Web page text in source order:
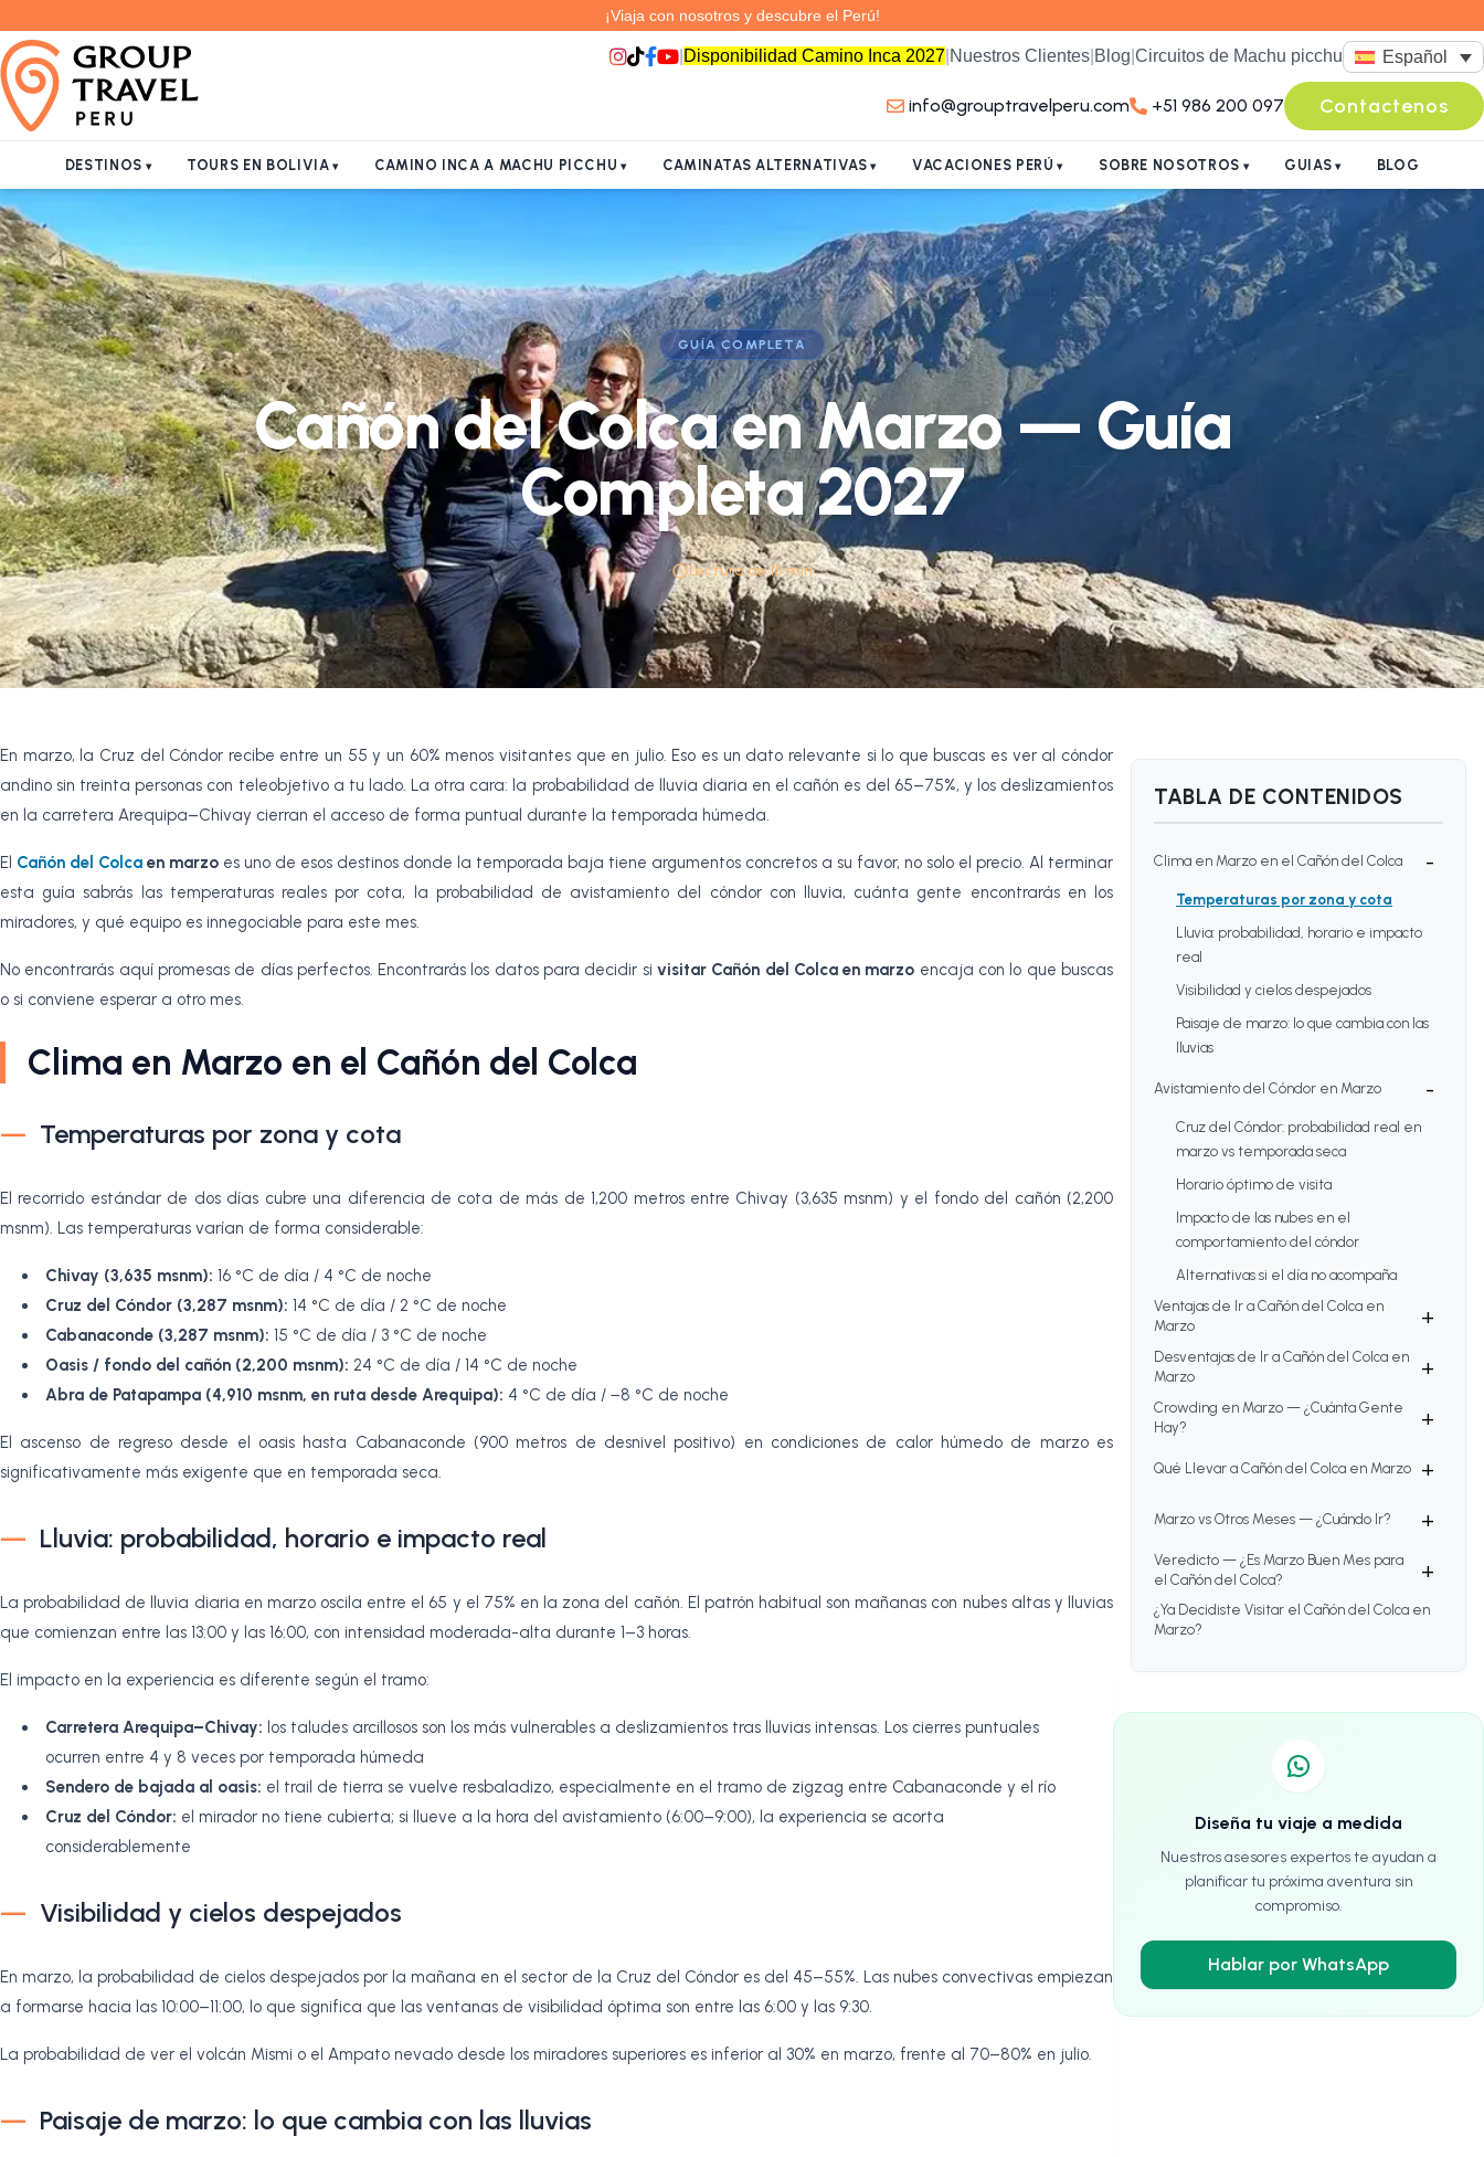
¡Viaja con nosotros y descubre el Perú!
Disponibilidad Camino Inca 2027 Nuestros Clientes Blog |Circuitos de Machu picchu Español
info@grouptravelperu.com +51 986 200 097 Contactenos
DESTINOS TOURS EN BOLIVIA CAMINO INCA A MACHU PICCHU CAMINATAS ALTERNATIVAS VACACIONES PERÚ SOBRE NOSOTROS GUIAS BLOG
GUÍA COMPLETA
Cañón del Colca en Marzo — Guía
Completa 2027
• Lectura de 15 min•
En marzo, la Cruz del Cóndor recibe entre un 55 y un 60% menos visitantes que en julio. Eso es un dato relevante si lo que buscas es ver al cóndor
andino sin treinta personas con teleobjetivo a tu lado. La otra cara: la probabilidad de lluvia diaria en el cañón es del 65–75%, y los deslizamientos
en la carretera Arequipa–Chivay cierran el acceso de forma puntual durante la temporada húmeda.
El Cañón del Colca en marzo es uno de esos destinos donde la temporada baja tiene argumentos concretos a su favor, no solo el precio. Al terminar
esta guía sabrás las temperaturas reales por cota, la probabilidad de avistamiento del cóndor con lluvia, cuánta gente encontrarás en los
miradores, y qué equipo es innegociable para este mes.
No encontrarás aquí promesas de días perfectos. Encontrarás los datos para decidir si visitar Cañón del Colca en marzo encaja con lo que buscas
o si conviene esperar a otro mes.
Clima en Marzo en el Cañón del Colca
Temperaturas por zona y cota
El recorrido estándar de dos días cubre una diferencia de cota de más de 1,200 metros entre Chivay (3,635 msnm) y el fondo del cañón (2,200
msnm). Las temperaturas varían de forma considerable:
Chivay (3,635 msnm): 16 °C de día / 4 °C de noche
Cruz del Cóndor (3,287 msnm): 14 °C de día / 2 °C de noche
Cabanaconde (3,287 msnm): 15 °C de día / 3 °C de noche
Oasis / fondo del cañón (2,200 msnm): 24 °C de día / 14 °C de noche
Abra de Patapampa (4,910 msnm, en ruta desde Arequipa): 4 °C de día / −8 °C de noche
El ascenso de regreso desde el oasis hasta Cabanaconde (900 metros de desnivel positivo) en condiciones de calor húmedo de marzo es
significativamente más exigente que en temporada seca.
Lluvia: probabilidad, horario e impacto real
La probabilidad de lluvia diaria en marzo oscila entre el 65 y el 75% en la zona del cañón. El patrón habitual son mañanas con nubes altas y lluvias
que comienzan entre las 13:00 y las 16:00, con intensidad moderada-alta durante 1–3 horas.
El impacto en la experiencia es diferente según el tramo:
Carretera Arequipa–Chivay: los taludes arcillosos son los más vulnerables a deslizamientos tras lluvias intensas. Los cierres puntuales
ocurren entre 4 y 8 veces por temporada húmeda
Sendero de bajada al oasis: el trail de tierra se vuelve resbaladizo, especialmente en el tramo de zigzag entre Cabanaconde y el río
Cruz del Cóndor: el mirador no tiene cubierta; si llueve a la hora del avistamiento (6:00–9:00), la experiencia se acorta
considerablemente
Visibilidad y cielos despejados
En marzo, la probabilidad de cielos despejados por la mañana en el sector de la Cruz del Cóndor es del 45–55%. Las nubes convectivas empiezan
a formarse hacia las 10:00–11:00, lo que significa que las ventanas de visibilidad óptima son entre las 6:00 y las 9:30.
La probabilidad de ver el volcán Mismi o el Ampato nevado desde los miradores superiores es inferior al 30% en marzo, frente al 70–80% en julio.
Paisaje de marzo: lo que cambia con las lluvias
TABLA DE CONTENIDOS
Clima en Marzo en el Cañón del Colca -
Temperaturas por zona y cota
Lluvia: probabilidad, horario e impacto
real
Visibilidad y cielos despejados
Paisaje de marzo: lo que cambia con las
lluvias
Avistamiento del Cóndor en Marzo -
Cruz del Cóndor: probabilidad real en
marzo vs temporada seca
Horario óptimo de visita
Impacto de las nubes en el
comportamiento del cóndor
Alternativas si el día no acompaña
Ventajas de Ir a Cañón del Colca en
Marzo
+
Desventajas de Ir a Cañón del Colca en
Marzo
+
Crowding en Marzo — ¿Cuánta Gente
Hay?
+
Qué Llevar a Cañón del Colca en Marzo +
Marzo vs Otros Meses — ¿Cuándo Ir? +
Veredicto — ¿Es Marzo Buen Mes para
el Cañón del Colca?
+
¿Ya Decidiste Visitar el Cañón del Colca en
Marzo?
Diseña tu viaje a medida
Nuestros asesores expertos te ayudan a
planificar tu próxima aventura sin
compromiso.
Hablar por WhatsApp